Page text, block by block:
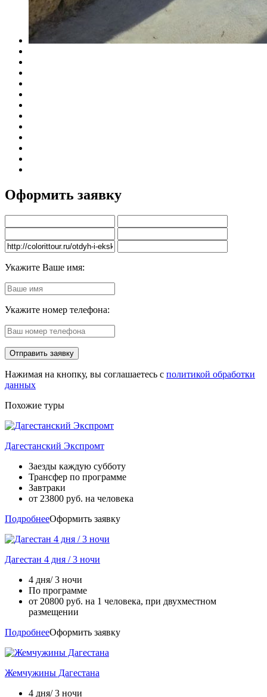
Оформить заявку
Укажите Ваше имя:
Укажите номер телефона:
Нажимая на кнопку, вы соглашаетесь с политикой обработки
данных
Похожие туры
Дагестанский Экспромт
Заезды каждую субботу
Трансфер по программе
Завтраки
от 23800 руб. на человека
ПодробнееОформить заявку
Дагестан 4 дня / 3 ночи
4 дня/ 3 ночи
По программе
от 20800 руб. на 1 человека, при двухместном
размещении
ПодробнееОформить заявку
Жемчужины Дагестана
4 дня/ 3 ночи